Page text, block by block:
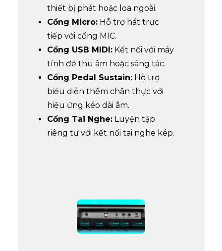
thiết bị phát hoặc loa ngoài.
Cổng Micro: Hỗ trợ hát trực
tiếp với cổng MIC.
Cổng USB MIDI: Kết nối với máy
tính để thu âm hoặc sáng tác.
Cổng Pedal Sustain: Hỗ trợ
biểu diễn thêm chân thực với
hiệu ứng kéo dài âm.
Cổng Tai Nghe: Luyện tập
riêng tư với kết nối tai nghe kép.